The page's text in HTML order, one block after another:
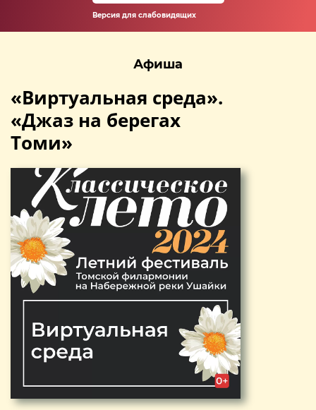
Версия для слабовидящих
Афиша
«Виртуальная среда».
«Джаз на берегах
Томи»